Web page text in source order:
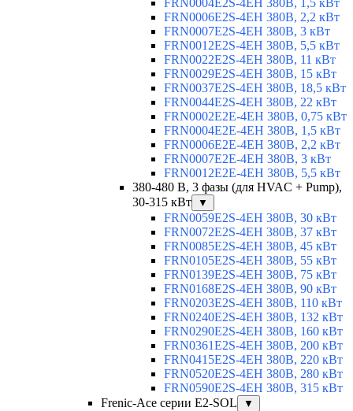
FRN0004E2S-4EH 380В, 1,5 кВт
FRN0006E2S-4EH 380В, 2,2 кВт
FRN0007E2S-4EH 380В, 3 кВт
FRN0012E2S-4EH 380В, 5,5 кВт
FRN0022E2S-4EH 380В, 11 кВт
FRN0029E2S-4EH 380В, 15 кВт
FRN0037E2S-4EH 380В, 18,5 кВт
FRN0044E2S-4EH 380В, 22 кВт
FRN0002E2E-4EH 380В, 0,75 кВт
FRN0004E2E-4EH 380В, 1,5 кВт
FRN0006E2E-4EH 380В, 2,2 кВт
FRN0007E2E-4EH 380В, 3 кВт
FRN0012E2E-4EH 380В, 5,5 кВт
380-480 В, 3 фазы (для HVAC + Pump),
30-315 кВт
▼
FRN0059E2S-4EH 380В, 30 кВт
FRN0072E2S-4EH 380В, 37 кВт
FRN0085E2S-4EH 380В, 45 кВт
FRN0105E2S-4EH 380В, 55 кВт
FRN0139E2S-4EH 380В, 75 кВт
FRN0168E2S-4EH 380В, 90 кВт
FRN0203E2S-4EH 380В, 110 кВт
FRN0240E2S-4EH 380В, 132 кВт
FRN0290E2S-4EH 380В, 160 кВт
FRN0361E2S-4EH 380В, 200 кВт
FRN0415E2S-4EH 380В, 220 кВт
FRN0520E2S-4EH 380В, 280 кВт
FRN0590E2S-4EH 380В, 315 кВт
Frenic-Ace серии E2-SOL
▼